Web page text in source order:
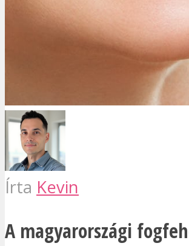
Írta Kevin
A magyarországi